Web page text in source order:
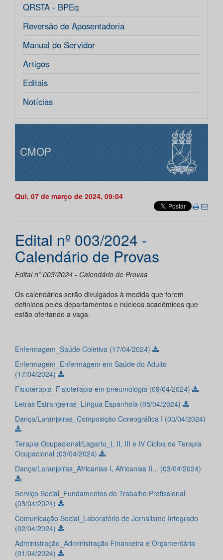
QRSTA - BPEq
Reversão de Aposentadoria
Manual do Servidor
Artigos
Editais
Notícias
CMOP
Qui, 07 de março de 2024, 09:04
Edital nº 003/2024 -
Calendário de Provas
Edital nº 003/2024 - Calendário de Provas
Os calendários serão divulgados à medida que forem
definidos pelos departamentos e núcleos acadêmicos que
estão ofertando a vaga.
Enfermagem_Saúde Coletiva (17/04/2024)
Enfermagem_Enfermagem em Saúde do Adulto
(17/04/2024)
Fisioterapia_Fisioterapia em pneumologia (09/04/2024)
Letras Estrangeiras_Língua Espanhola (05/04/2024)
Dança/Laranjeiras_Composição Coreográfica I (03/04/2024)
Terapia Ocupacional/Lagarto_I, II, III e IV Ciclos de Terapia
Ocupacional (03/04/2024)
Dança/Laranjeiras_Africanias I, Africanias II... (03/04/2024)
Serviço Social_Fundamentos do Trabalho Profissional
(03/04/2024)
Comunicação Social_Laboratório de Jornalismo Integrado
(02/04/2024)
Administração_Administração Financeira e Orçamentária
(01/04/2024)